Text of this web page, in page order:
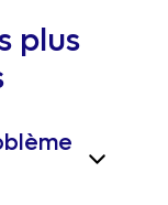
plus